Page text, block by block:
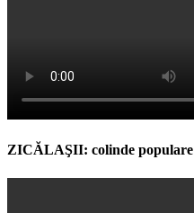
ZICĂLAŞII: colinde populare